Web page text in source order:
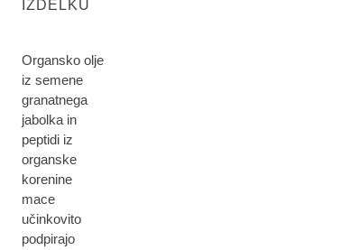
IZDELKU
Organsko olje
iz semene
granatnega
jabolka in
peptidi iz
organske
korenine
mace
učinkovito
podpirajo